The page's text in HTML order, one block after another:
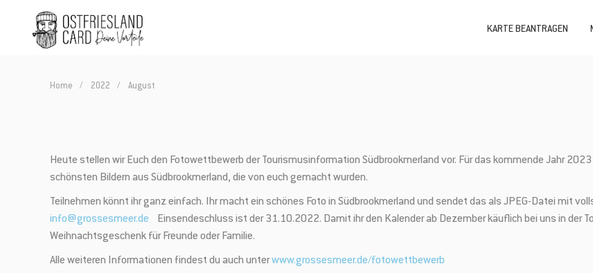
KARTE BEANTRAGEN
Home 2022 August
Heute stellen wir Euch den Fotowettbewerb der Tourismusinformation Südbrookmerland vor. Für das kommende Jahr
schönsten Bildern aus Südbrookmerland, die von euch gemacht wurden.
Teilnehmen könnt ihr ganz einfach. Ihr macht ein schönes Foto in Südbrookmerland und sendet das als JPEG-Datei mit
info@grossesmeer.de Einsendeschluss ist der 31.10.2022. Damit ihr den Kalender ab Dezember käuflich bei uns in der
Weihnachtsgeschenk für Freunde oder Familie.
Alle weiteren Informationen findest du auch unterwww.grossesmeer.de/fotowettbewerb